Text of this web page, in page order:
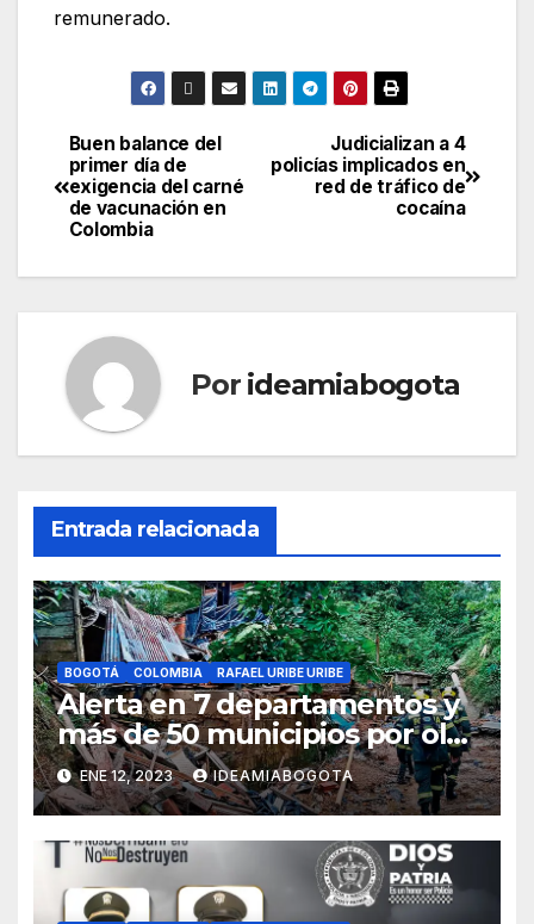
remunerado.
Judicializan a 4
policías implicados en
red de tráfico de
cocaína
Buen balance del
primer día de
exigencia del carné
de vacunación en
Colombia
Por ideamiabogota
Entrada relacionada
BOGOTÁ COLOMBIA RAFAEL URIBE URIBE
Alerta en 7 departamentos y
más de 50 municipios por ola
invernal
ENE 12, 2023 IDEAMIABOGOTA